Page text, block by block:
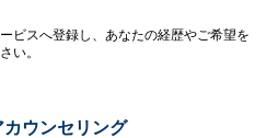
ビスへ登録し、あなたの経歴やご希望を
い。
カウンセリング